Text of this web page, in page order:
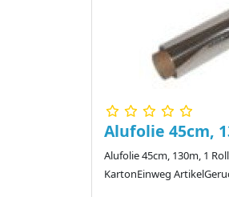
Alufolie 45cm,
Alufolie 45cm, 130m, 1
KartonEinweg